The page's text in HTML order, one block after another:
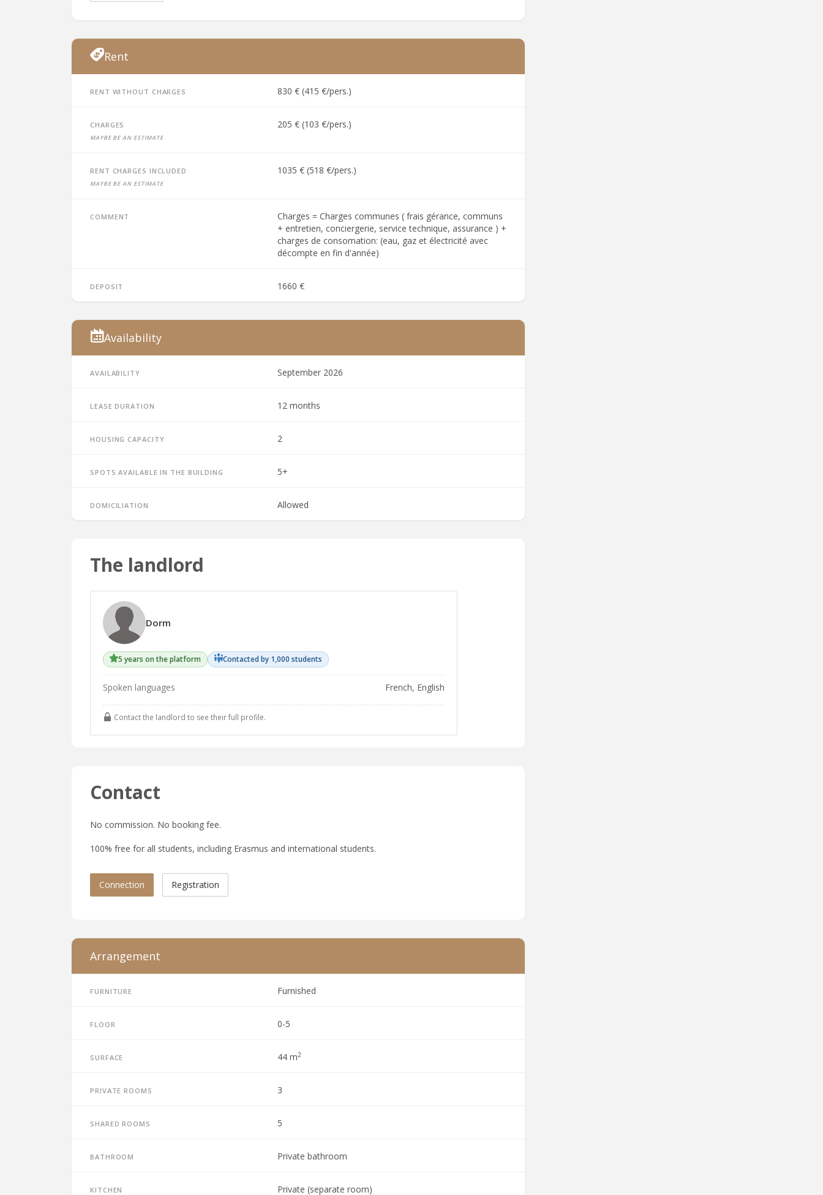
Rent
Rent without charges 830 € (415 €/pers.)
Charges
Maybe be an estimate
205 € (103 €/pers.)
Rent charges included
Maybe be an estimate
1035 € (518 €/pers.)
Comment
Charges = Charges communes ( frais gérance, communs
+ entretien, conciergerie, service technique, assurance ) +
charges de consomation: (eau, gaz et électricité avec
décompte en fin d'année)
Deposit 1660 €
Availability
Availability September 2026
Lease duration 12 months
Housing capacity 2
Spots available in the building 5+
Domiciliation Allowed
The landlord
Dorm
5 years on the platform Contacted by 1,000 students
Spoken languages French, English
Contact the landlord to see their full profile.
Contact
No commission. No booking fee.
100% free for all students, including Erasmus and international students.
Connection Registration
Arrangement
Furniture Furnished
Floor 0-5
Surface 44 m2
Private rooms 3
Shared rooms 5
Bathroom Private bathroom
Kitchen Private (separate room)